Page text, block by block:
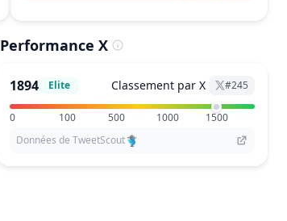
Performance X
1894 Elite Classement par X #245
0 100 500 1000
1500
Données de TweetScout